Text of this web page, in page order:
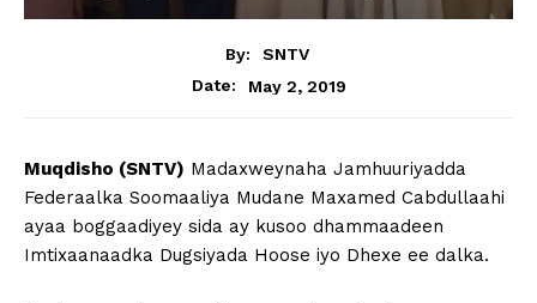
By:
SNTV
Date:
May 2, 2019
Muqdisho (SNTV) Madaxweynaha Jamhuuriyadda
Federaalka Soomaaliya Mudane Maxamed Cabdullaahi
ayaa boggaadiyey sida ay kusoo dhammaadeen
Imtixaanaadka Dugsiyada Hoose iyo Dhexe ee dalka.